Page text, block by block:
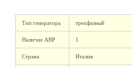
Тип генератора трехфазный
Наличие АВР 1
Страна Италия